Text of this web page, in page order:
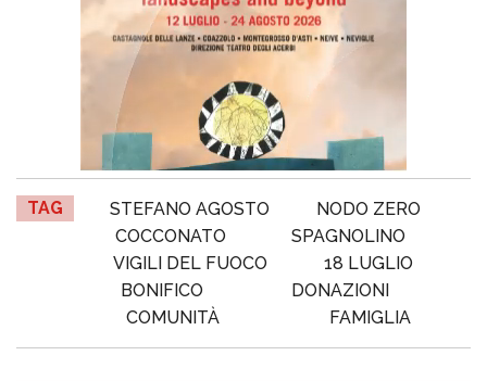
TAG STEFANO AGOSTO
NODO ZERO
COCCONATO
SPAGNOLINO
VIGILI DEL FUOCO
18 LUGLIO
BONIFICO
DONAZIONI
COMUNITÀ
FAMIGLIA